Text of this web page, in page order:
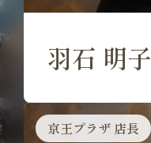
羽石 明子
京王プラザ 店長